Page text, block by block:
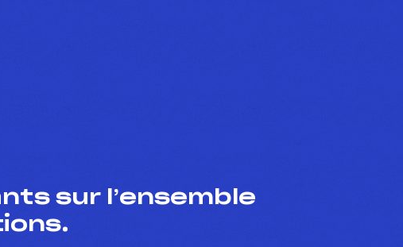
sur l’ensemble